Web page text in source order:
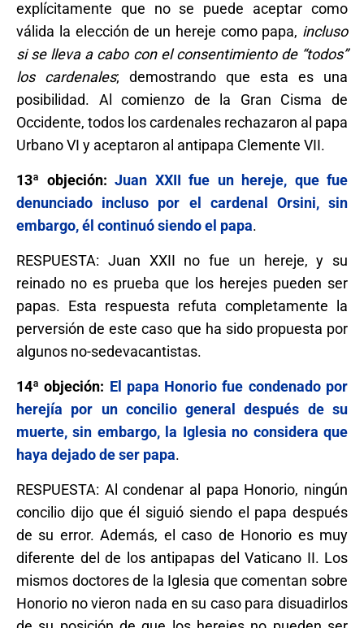
explícitamente que no se puede aceptar como
válida la elección de un hereje como papa, incluso
si se lleva a cabo con el consentimiento de “todos”
los cardenales; demostrando que esta es una
posibilidad. Al comienzo de la Gran Cisma de
Occidente, todos los cardenales rechazaron al papa
Urbano VI y aceptaron al antipapa Clemente VII.
13ª objeción: Juan XXII fue un hereje, que fue
denunciado incluso por el cardenal Orsini, sin
embargo, él continuó siendo el papa.
RESPUESTA: Juan XXII no fue un hereje, y su
reinado no es prueba que los herejes pueden ser
papas. Esta respuesta refuta completamente la
perversión de este caso que ha sido propuesta por
algunos no-sedevacantistas.
14ª objeción: El papa Honorio fue condenado por
herejía por un concilio general después de su
muerte, sin embargo, la Iglesia no considera que
haya dejado de ser papa.
RESPUESTA: Al condenar al papa Honorio, ningún
concilio dijo que él siguió siendo el papa después
de su error. Además, el caso de Honorio es muy
diferente del de los antipapas del Vaticano II. Los
mismos doctores de la Iglesia que comentan sobre
Honorio no vieron nada en su caso para disuadirlos